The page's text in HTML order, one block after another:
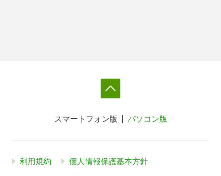
スマートフォン版 パソコン版
利用規約 個人情報保護基本方針